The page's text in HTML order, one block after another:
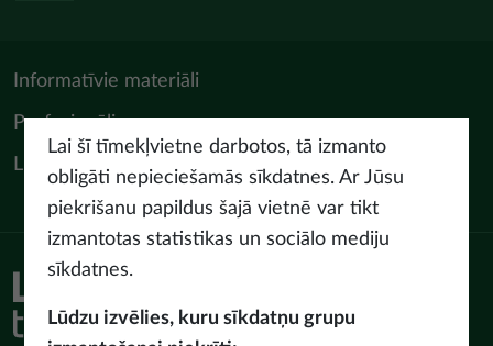
Informatīvie materiāli
Profesionāļiem
LIAA Tūrisma departaments
Lietošanas noteikumi
Lai šī tīmekļvietne darbotos, tā izmanto
obligāti nepieciešamās sīkdatnes. Ar Jūsu
piekrišanu papildus šajā vietnē var tikt
izmantotas statistikas un sociālo mediju
sīkdatnes.
Lūdzu izvēlies, kuru sīkdatņu grupu